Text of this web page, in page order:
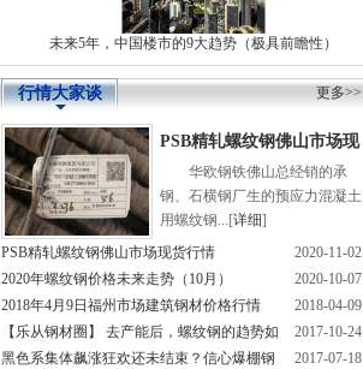
未来5年，中国楼市的9大趋势（极具前瞻性）
更多>>
行情大家谈
PSB精轧螺纹钢佛山市场现
货行情华欧钢铁佛山总经销的承
钢、石横钢厂生的预应力混凝土
用螺纹钢...[详细]
2020-11-02
PSB精轧螺纹钢佛山市场现货行情
2020-10-07
2020年螺纹钢价格未来走势（10月）
2018-04-09
2018年4月9日福州市场建筑钢材价格行情
2017-10-24
【乐从钢材圈】 去产能后，螺纹钢的趋势如
何走？
2017-07-18
黑色系集体飙涨狂欢还未结束？信心爆棚钢